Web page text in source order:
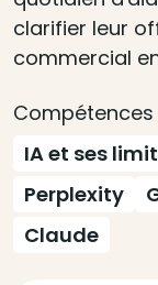
clarifier leur
commercial
Compétences
IA et ses
Perplexity
Claude